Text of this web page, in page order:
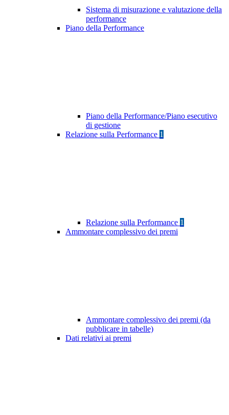
Sistema di misurazione e valutazione della
performance
Piano della Performance
Piano della Performance/Piano esecutivo
di gestione
Relazione sulla Performance 1
Relazione sulla Performance 1
Ammontare complessivo dei premi
Ammontare complessivo dei premi (da
pubblicare in tabelle)
Dati relativi ai premi